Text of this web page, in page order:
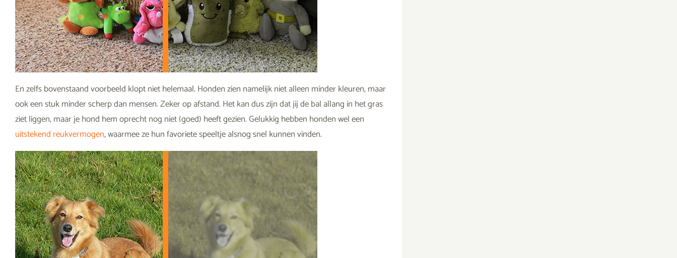
En zelfs bovenstaand voorbeeld klopt niet helemaal. Honden zien namelijk niet alleen minder kleuren, maar
ook een stuk minder scherp dan mensen. Zeker op afstand. Het kan dus zijn dat jij de bal allang in het gras
ziet liggen, maar je hond hem oprecht nog niet (goed) heeft gezien. Gelukkig hebben honden wel een
uitstekend reukvermogen, waarmee ze hun favoriete speeltje alsnog snel kunnen vinden.